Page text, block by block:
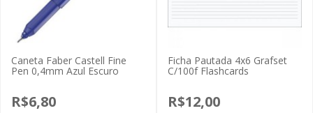
Caneta Faber Castell Fine
Pen 0,4mm Azul Escuro
R$6,80
Ficha Pautada 4x6 Grafset
C/100f Flashcards
R$12,00